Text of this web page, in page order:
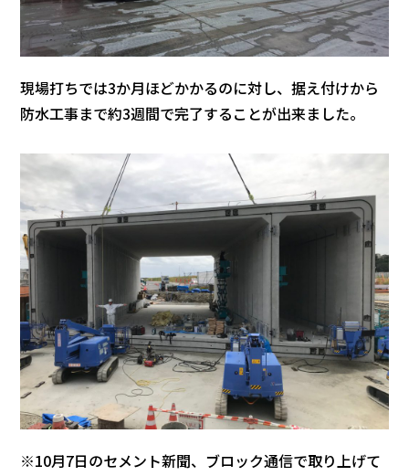
現場打ちでは3か月ほどかかるのに対し、据え付けから
防水工事まで約3週間で完了することが出来ました。
※10月7日のセメント新聞、ブロック通信で取り上げて